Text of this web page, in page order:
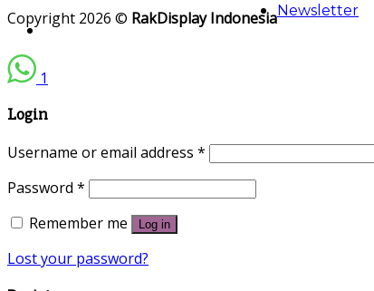
Copyright 2026 © RakDisplay IndonesiaNewsletter
1
Login
Username or email address *
Password *
Remember me
Log in
Lost your password?